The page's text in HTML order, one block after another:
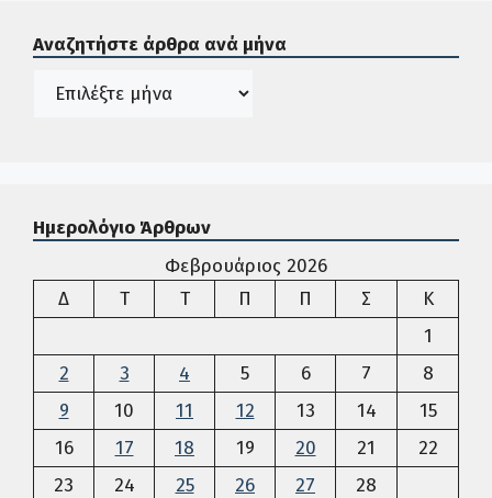
Αναζητήστε άρθρα ανά μήνα
Ιστορικό
Ημερολόγιο Άρθρων
Φεβρουάριος 2026
ΔΔευτέρα
ΤΤρίτη ΤΤετάρτη
Π Πέμπτη
Π Παρασκευή
Σ Σάββατο
Κ
1
2
3 4 5 6 7
8
9
10 11 12 13 14
15
16
17 18 19 20 21
22
23
24 25 26 27 28